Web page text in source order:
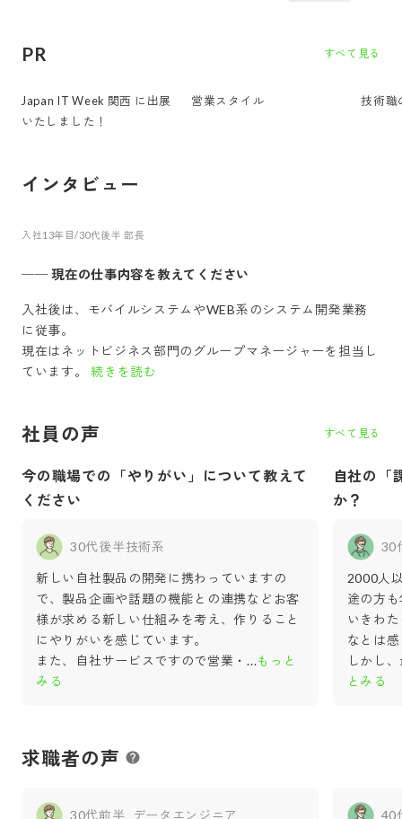
PR すべて見る
Japan IT Week 関西 に出展
いたしました！
営業スタイル 技術職
インタビュー
入社13年目/30代後半 部長
──現在の仕事内容を教えてください
入社後は、モバイルシステムやWEB系のシステム開発業務
に従事。
現在はネットビジネス部門のグループマネージャーを担当し
ています。
続きを読む
社員の声 すべて見る
今の職場での「やりがい」について教えて
ください
30代後半技術系
新しい自社製品の開発に携わっていますの
で、製品企画や話題の機能との連携などお客
様が求める新しい仕組みを考え、作りること
にやりがいを感じています。
また、自社サービスですので営業・...もっと
みる
自社の「
か？
30
2000人
途の方
いきわ
なとは
しかし
とみる
求職者の声
30代前半 データエンジニア 40